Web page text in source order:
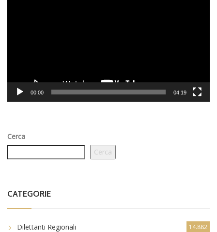
00:00 04:19
Cerca
Cerca
CATEGORIE
Dilettanti Regionali 14.882